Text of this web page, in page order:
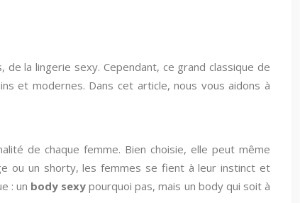
la lingerie sexy. Cependant, ce grand classique de
et modernes. Dans cet article, nous vous aidons à
de chaque femme. Bien choisie, elle peut même
ou un shorty, les femmes se fient à leur instinct et
: un body sexy pourquoi pas, mais un body qui soit à